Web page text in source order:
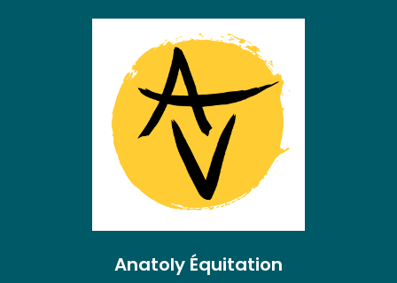
Anatoly Équitation